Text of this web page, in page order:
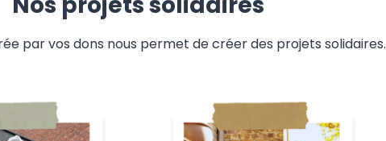
par vos dons nous permet de créer des projets solidaires.